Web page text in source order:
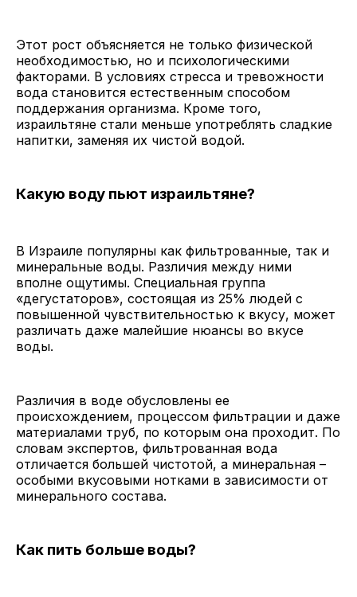
Этот рост объясняется не только физической
необходимостью, но и психологическими
факторами. В условиях стресса и тревожности
вода становится естественным способом
поддержания организма. Кроме того,
израильтяне стали меньше употреблять сладкие
напитки, заменяя их чистой водой.
Какую воду пьют израильтяне?
В Израиле популярны как фильтрованные, так и
минеральные воды. Различия между ними
вполне ощутимы. Специальная группа
«дегустаторов», состоящая из 25% людей с
повышенной чувствительностью к вкусу, может
различать даже малейшие нюансы во вкусе
воды.
Различия в воде обусловлены ее
происхождением, процессом фильтрации и даже
материалами труб, по которым она проходит. По
словам экспертов, фильтрованная вода
отличается большей чистотой, а минеральная –
особыми вкусовыми нотками в зависимости от
минерального состава.
Как пить больше воды?